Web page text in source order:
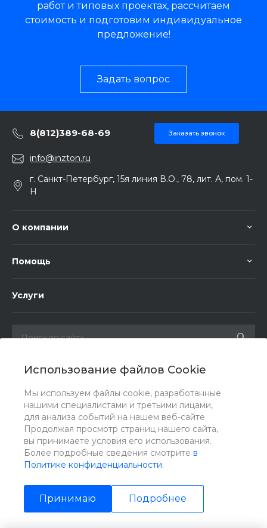
Использование файлов Cookie
Мы используем файлы cookie, разработанные
нашими специалистами и третьими лицами,
для анализа событий на нашем веб-сайте.
Продолжая просмотр страниц нашего сайта,
вы принимаете условия его использования.
Более подробные сведения смотрите в
Политике конфиденциальности.
Принимаю Подробнее
работ и типовых проектах, рассчитаем
стоимость и подготовим индивидуальное
предложение!
Задать вопрос
8(812)389-68-69 Заказать звонок
info@inzton.ru
г. Санкт-Петербург, 15я линия В.О., 78, лит. А, пом. 1-
Н
О компании
Помощь
Услуги